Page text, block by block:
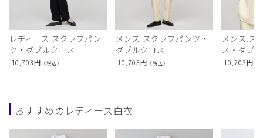
レディース:スクラブパン
ツ・ダブルクロス
10,703円 （税込）
メンズ:スクラブパンツ・
ダブルクロス
10,703円 （税込）
メンズ:ス
ス・ダブ
10,703円
おすすめのレディース白衣